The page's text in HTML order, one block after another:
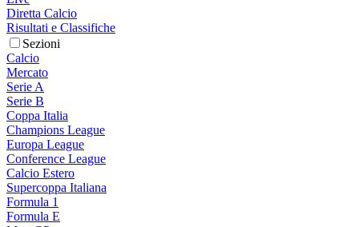
Diretta Calcio
Risultati e Classifiche
Sezioni
Calcio
Mercato
Serie A
Serie B
Coppa Italia
Champions League
Europa League
Conference League
Calcio Estero
Supercoppa Italiana
Formula 1
Formula E